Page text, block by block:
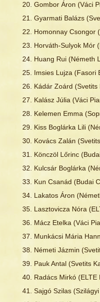
Gombor Áron (Váci
Gyarmati Balázs
Homonnay Csongor
Horváth-Sulyok Mór
Huang Rui (Németh
Imsies Lujza (Fasori
Kádár Zoárd
Kalász Júlia (Váci
Kelemen Emma
Kiss Boglárka Lili
Kovács Zalán
Könczöl Lőrinc
Kulcsár Boglárka
Kun Csanád (Budai
Lakatos Áron
Lasztovicza Nóra
Mácz Etelka (Váci
Munkácsi Mária
Németi Jázmin
Pauk Antal (Svetits
Radács Mirkó
Sajgó Szilas